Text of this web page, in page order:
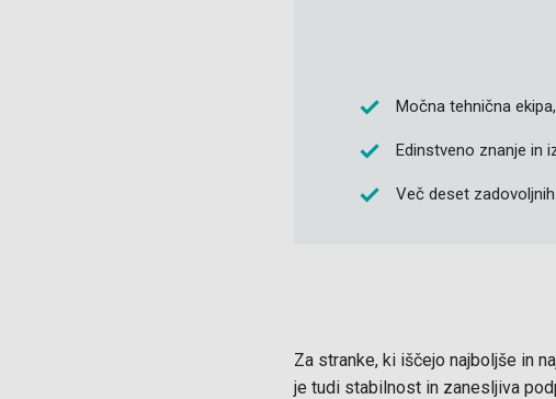
Močna tehnična
Edinstveno znanje in
Več deset
Za stranke, ki iščejo najboljše in
je tudi stabilnost in zanesljiva